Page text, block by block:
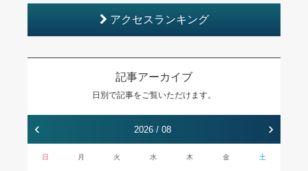
アクセスランキング
記事アーカイブ
日別で記事をご覧いただけます。
‹ 2026 / 08 ›
日 月 火 水 木 金 土